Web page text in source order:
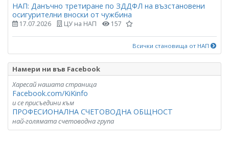
НАП: Данъчно третиране по ЗДДФЛ на възстановени
осигурителни вноски от чужбина
17.07.2026 ЦУ на НАП 157
Всички становища от НАП
Намери ни във Facebook
Харесай нашата страница
Facebook.com/KiKinfo
и се присъедини към
ПРОФЕСИОНАЛНА СЧЕТОВОДНА ОБЩНОСТ
най-голямата счетоводна група